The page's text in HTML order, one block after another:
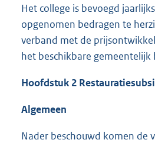
Het college is bevoegd
opgenomen bedragen te
verband met de
het beschikbare gemeentelijk
Hoofdstuk 2
Algemeen
Nader beschouwd komen de